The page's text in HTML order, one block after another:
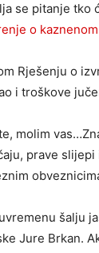
se pitanje tko
o
Rješenju o
i troškove
molim
prave
šalju
Jure Brkan.